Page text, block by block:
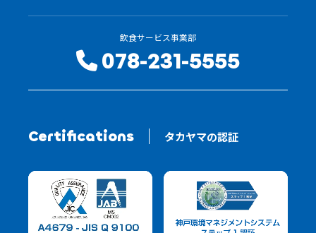
飲食サービス事業部
078-231-5555
Certifications タカヤマの認証